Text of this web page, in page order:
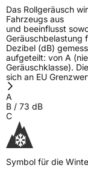
Allgemeine
Herstellerkontakt
Das Rollgeräusch
Fahrzeugs aus
und beeinflusst
Geräuschbelastung
Dezibel (dB)
aufgeteilt: von A
Geräuschklasse).
sich an EU
A
B / 73 dB
C
Symbol für die